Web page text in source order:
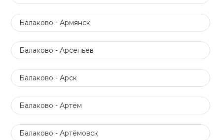
Балаково - Армянск
Балаково - Арсеньев
Балаково - Арск
Балаково - Артём
Балаково - Артёмовск